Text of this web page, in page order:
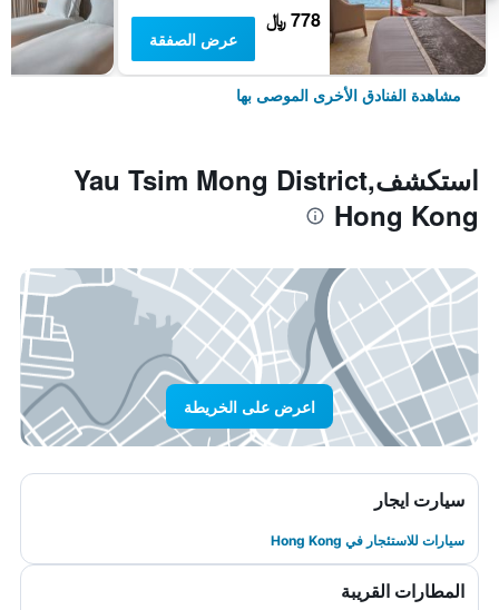
778 ﷼
عرض الصفقة
مشاهدة الفنادق الأخرى الموصى بها
استكشفYau Tsim Mong District,
Hong Kong
اعرض على الخريطة
سيارت ايجار
سيارات للاستئجار في Hong Kong
المطارات القريبة